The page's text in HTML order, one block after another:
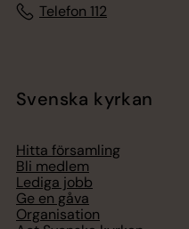
Telefon 112
Svenska kyrkan
Hitta församling
Bli medlem
Lediga jobb
Ge en gåva
Organisation